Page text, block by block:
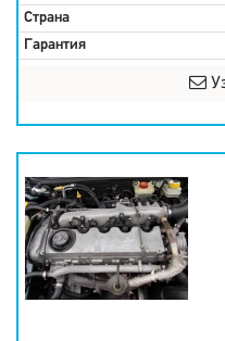
Страна
Гарантия